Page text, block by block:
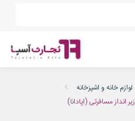
لوازم خانه و اشپزخانه
زیر انداز مسافرتی (اپادانا)